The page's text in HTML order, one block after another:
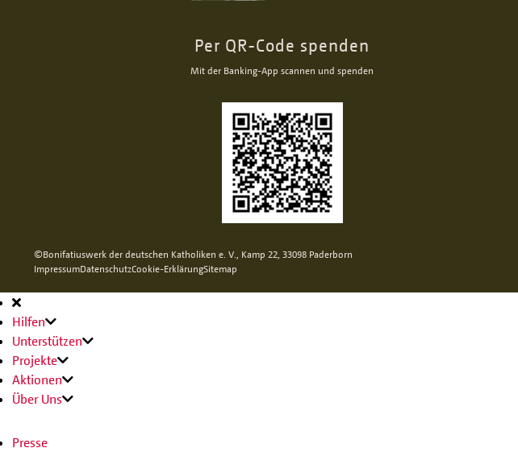
Per QR-Code spenden
Mit der Banking-App scannen und spenden
©Bonifatiuswerk der deutschen Katholiken e. V., Kamp 22, 33098 Paderborn
ImpressumDatenschutzCookie-ErklärungSitemap
Hauptnavigation
Hilfen
Unterstützen
Projekte
Aktionen
Über Uns
Presse